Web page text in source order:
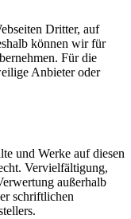
Dritter, auf
können wir für
Für die
Anbieter oder
und Werke auf diesen
Vervielfältigung,
außerhalb
schriftlichen